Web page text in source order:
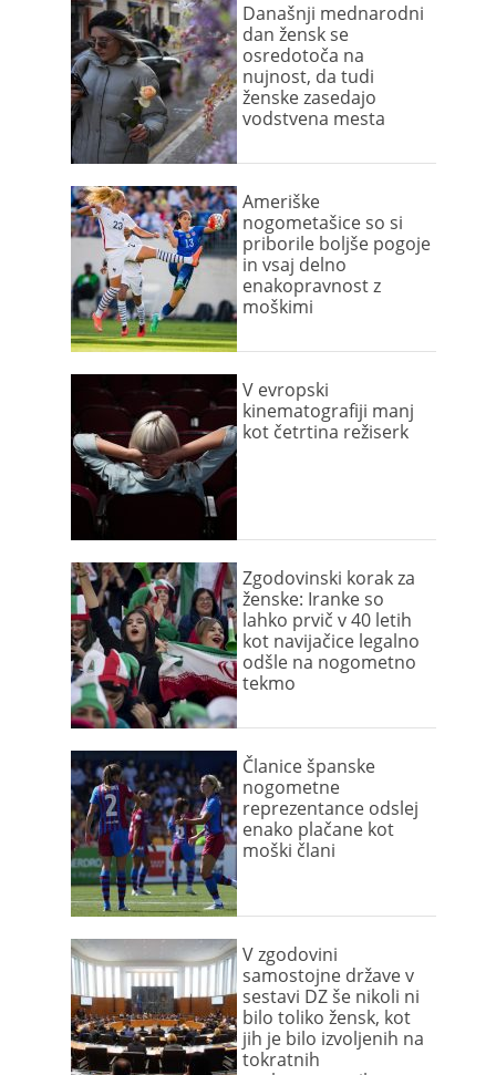
Današnji mednarodni
dan žensk se
osredotoča na
nujnost, da tudi
ženske zasedajo
vodstvena mesta
Ameriške
nogometašice so si
priborile boljše pogoje
in vsaj delno
enakopravnost z
moškimi
V evropski
kinematografiji manj
kot četrtina režiserk
Zgodovinski korak za
ženske: Iranke so
lahko prvič v 40 letih
kot navijačice legalno
odšle na nogometno
tekmo
Članice španske
nogometne
reprezentance odslej
enako plačane kot
moški člani
V zgodovini
samostojne države v
sestavi DZ še nikoli ni
bilo toliko žensk, kot
jih je bilo izvoljenih na
tokratnih